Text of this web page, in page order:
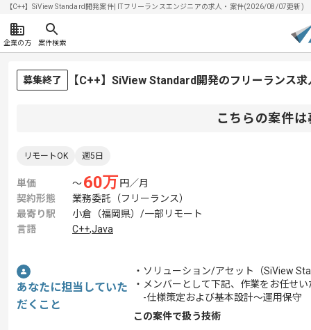
【C++】SiView Standard開発案件| ITフリーランスエンジニアの求人・案件(2026/08/07更新)
企業の方 案件検索
募集終了 【C++】SiView Standard開発のフリーランス
こちらの案件
リモートOK 週5日
単価 〜60万 円／月
契約形態
業務委託（フリーランス）
最寄り駅
小倉（福岡県）/一部リモート
言語
C++,Java
あなたに担当していた
だくこと
・ソリューション/アセット（SiView
・メンバーとして下記、作業をお任せ
-仕様策定および基本設計～運用保守
この案件で扱う技術